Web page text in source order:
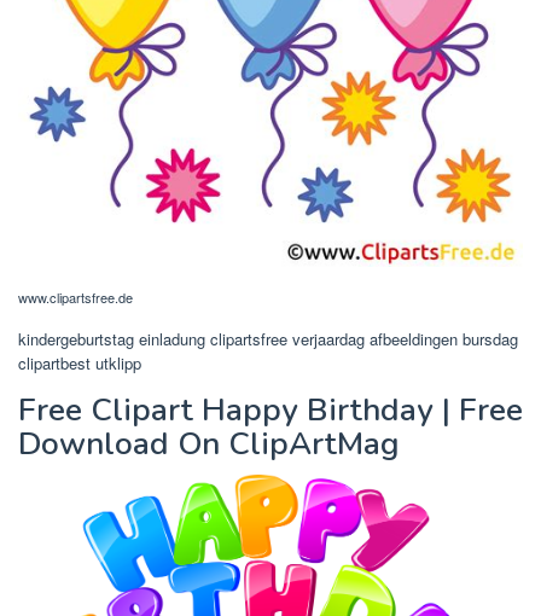
www.clipartsfree.de
kindergeburtstag einladung clipartsfree verjaardag afbeeldingen bursdag
clipartbest utklipp
Free Clipart Happy Birthday | Free
Download On ClipArtMag